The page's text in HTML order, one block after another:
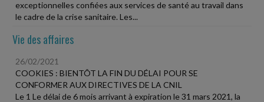
exceptionnelles confiées aux services de santé au travail dans
le cadre de la crise sanitaire. Les...
Vie des affaires
26/02/2021
COOKIES : BIENTÔT LA FIN DU DÉLAI POUR SE
CONFORMER AUX DIRECTIVES DE LA CNIL
Le 1 Le délai de 6 mois arrivant à expiration le 31 mars 2021, la